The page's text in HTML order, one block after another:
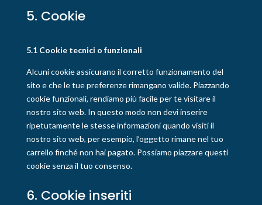
5. Cookie
5.1 Cookie tecnici o funzionali
Alcuni cookie assicurano il corretto funzionamento del
sito e che le tue preferenze rimangano valide. Piazzando
cookie funzionali, rendiamo più facile per te visitare il
nostro sito web. In questo modo non devi inserire
ripetutamente le stesse informazioni quando visiti il
nostro sito web, per esempio, l’oggetto rimane nel tuo
carrello finché non hai pagato. Possiamo piazzare questi
cookie senza il tuo consenso.
6. Cookie inseriti